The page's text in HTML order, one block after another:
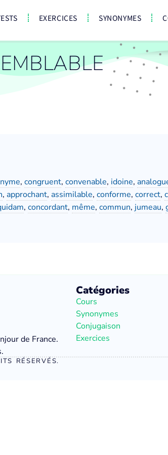
EXERCICES SYNONYMES
, congruent, convenable, idoine,
, approchant, assimilable, conforme, correct,
, concordant, même, commun, jumeau,
de France.
Catégories
Cours
Synonymes
Conjugaison
Exercices
RÉSERVÉS.